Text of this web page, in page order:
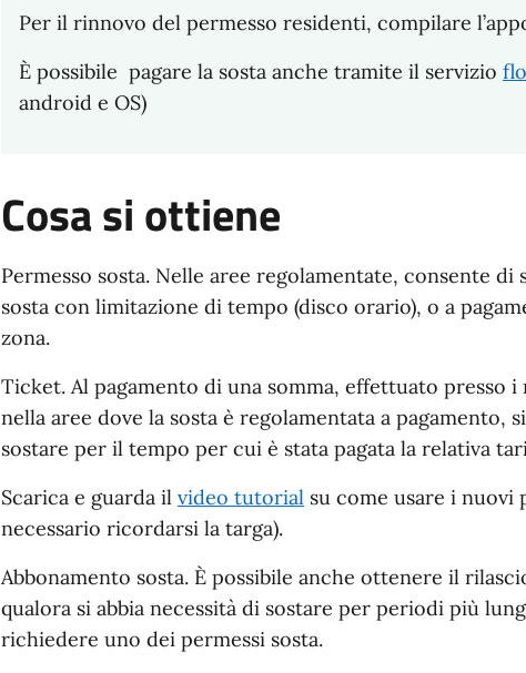
Per il rinnovo del permesso residenti, compilare
È possibile pagare la sosta anche tramite il servizio
android e OS)
Cosa si ottiene
Permesso sosta. Nelle aree regolamentate, consente
sosta con limitazione di tempo (disco orario), o a
zona.
Ticket. Al pagamento di una somma, effettuato presso
nella aree dove la sosta è regolamentata a
sostare per il tempo per cui è stata pagata la relativa
Scarica e guarda il video tutorial su come usare i nuovi
necessario ricordarsi la targa).
Abbonamento sosta. È possibile anche ottenere il
qualora si abbia necessità di sostare per periodi più
richiedere uno dei permessi sosta.